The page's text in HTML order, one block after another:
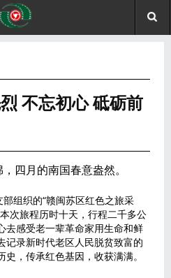
不忘初心 砥砺前
四月的南国春意盎然。
组织的“赣闽苏区红色之旅采
次旅程历时十天，行程二千多公
去感受老一辈革命家用生命和鲜
记录新时代老区人民脱贫致富的
，传承红色基因，收获满满。